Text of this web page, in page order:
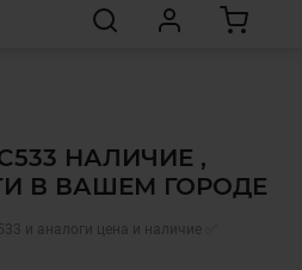
НАЛИЧИЕ ,
В ВАШЕМ ГОРОДЕ
и аналоги цена и наличие ✅